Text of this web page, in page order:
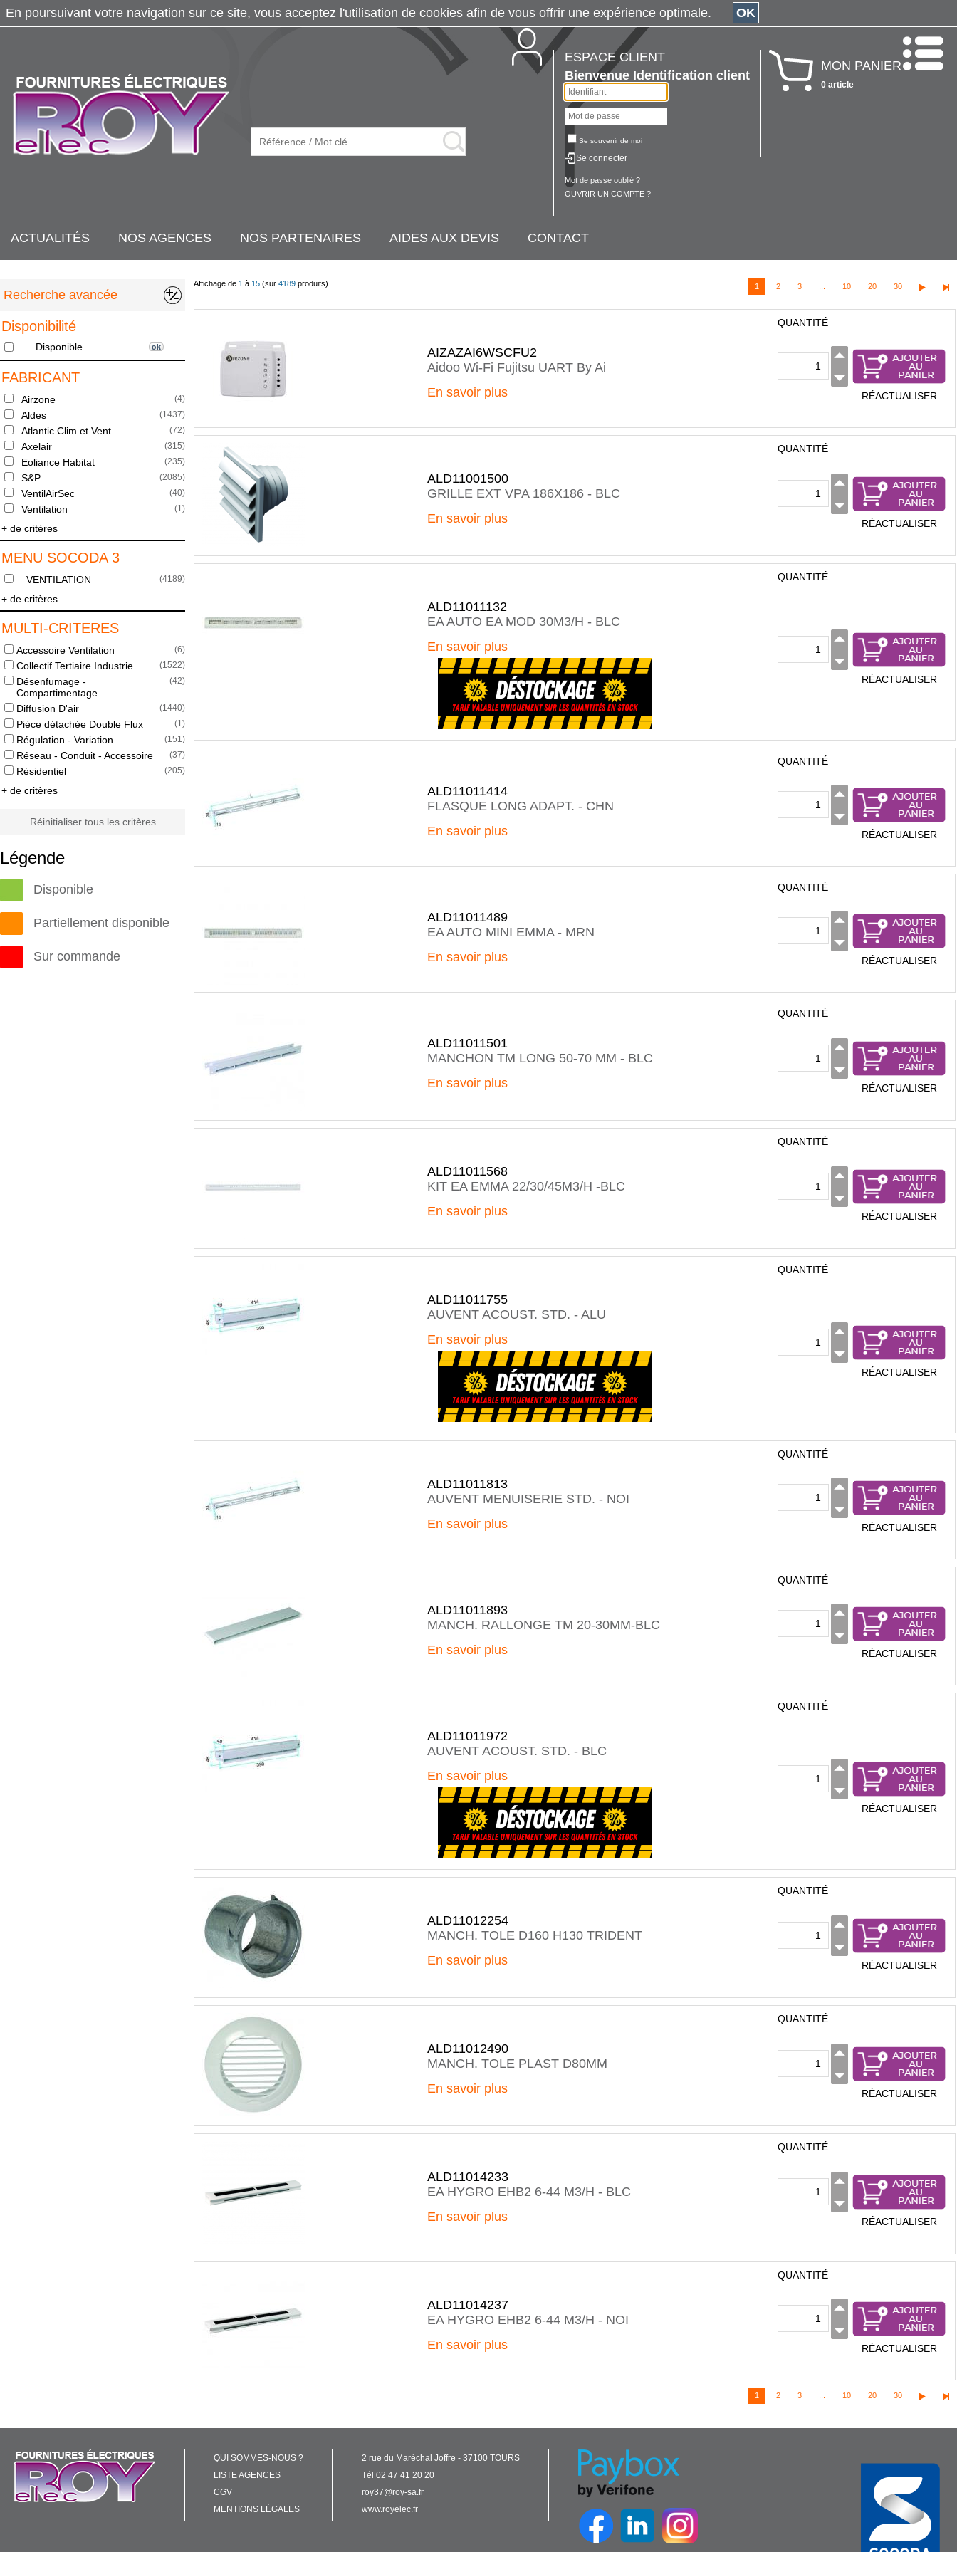
ESPACE CLIENT
Bienvenue Identification client
Se souvenir de moi
Se connecter
Mot de passe oublié ?
OUVRIR UN COMPTE ?
MON PANIER
0 article
ACTUALITÉS NOS AGENCES NOS PARTENAIRES AIDES AUX DEVIS CONTACT
Recherche avancée
Disponibilité
Disponible
FABRICANT
Airzone (4)
Aldes (1437)
Atlantic Clim et Vent. (72)
Axelair (315)
Eoliance Habitat (235)
S&P (2085)
VentilAirSec (40)
Ventilation (1)
+ de critères
MENU SOCODA 3
VENTILATION (4189)
+ de critères
MULTI-CRITERES
Accessoire Ventilation (6)
Collectif Tertiaire Industrie (1522)
Désenfumage -
Compartimentage
(42)
Diffusion D'air (1440)
Pièce détachée Double Flux (1)
Régulation - Variation (151)
Réseau - Conduit - Accessoire (37)
Résidentiel (205)
+ de critères
Réinitialiser tous les critères
Légende
Disponible
Partiellement disponible
Sur commande
Affichage de 1 à 15 (sur 4189 produits) 1 2 3 10 20 30
AIZAZAI6WSCFU2
Aidoo Wi-Fi Fujitsu UART By Ai
En savoir plus
QUANTITÉ
RÉACTUALISER
ALD11001500
GRILLE EXT VPA 186X186 - BLC
En savoir plus
QUANTITÉ
RÉACTUALISER
ALD11011132
EA AUTO EA MOD 30M3/H - BLC
En savoir plus
QUANTITÉ
RÉACTUALISER
ALD11011414
FLASQUE LONG ADAPT. - CHN
En savoir plus
QUANTITÉ
RÉACTUALISER
ALD11011489
EA AUTO MINI EMMA - MRN
En savoir plus
QUANTITÉ
RÉACTUALISER
ALD11011501
MANCHON TM LONG 50-70 MM - BLC
En savoir plus
QUANTITÉ
RÉACTUALISER
ALD11011568
KIT EA EMMA 22/30/45M3/H -BLC
En savoir plus
QUANTITÉ
RÉACTUALISER
ALD11011755
AUVENT ACOUST. STD. - ALU
En savoir plus
QUANTITÉ
RÉACTUALISER
ALD11011813
AUVENT MENUISERIE STD. - NOI
En savoir plus
QUANTITÉ
RÉACTUALISER
ALD11011893
MANCH. RALLONGE TM 20-30MM-BLC
En savoir plus
QUANTITÉ
RÉACTUALISER
ALD11011972
AUVENT ACOUST. STD. - BLC
En savoir plus
QUANTITÉ
RÉACTUALISER
ALD11012254
MANCH. TOLE D160 H130 TRIDENT
En savoir plus
QUANTITÉ
RÉACTUALISER
ALD11012490
MANCH. TOLE PLAST D80MM
En savoir plus
QUANTITÉ
RÉACTUALISER
ALD11014233
EA HYGRO EHB2 6-44 M3/H - BLC
En savoir plus
QUANTITÉ
RÉACTUALISER
ALD11014237
EA HYGRO EHB2 6-44 M3/H - NOI
En savoir plus
QUANTITÉ
RÉACTUALISER
1 2 3 10 20 30
QUI SOMMES-NOUS ?
LISTE AGENCES
CGV
MENTIONS LÉGALES
2 rue du Maréchal Joffre - 37100 TOURS
Tél 02 47 41 20 20
roy37@roy-sa.fr
www.royelec.fr
En poursuivant votre navigation sur ce site, vous acceptez l'utilisation de cookies afin de vous offrir une expérience optimale. OK